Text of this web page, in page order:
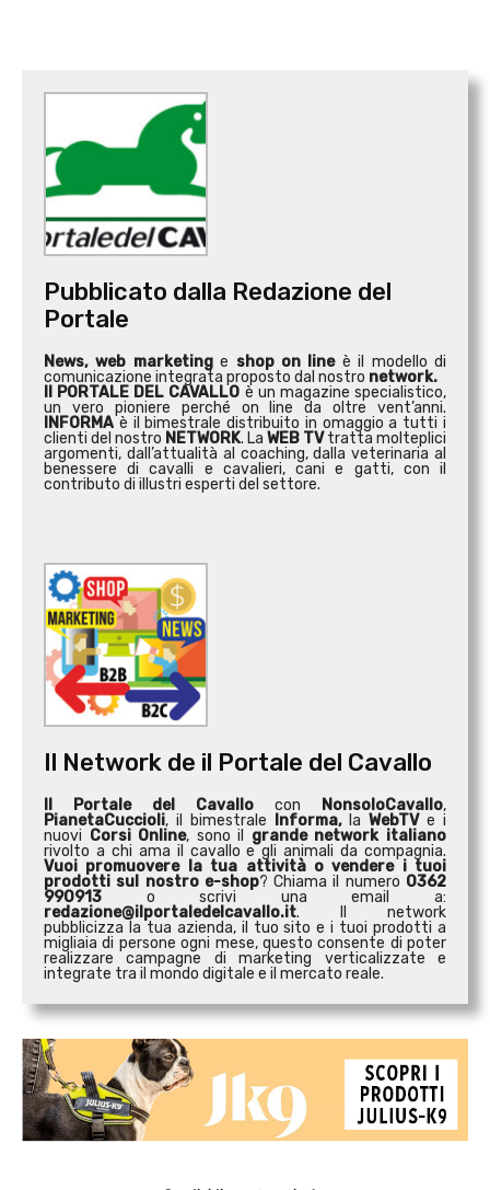
Pubblicato dalla Redazione del
Portale
News, web marketinge shop on line è il modello di
comunicazione integrata proposto dal nostro network.
Il PORTALE DEL CAVALLO è un magazine specialistico,
un vero pioniere perché on line da oltre vent’anni.
INFORMA è il bimestrale distribuito in omaggio a tutti i
clienti del nostro NETWORK. La WEB TVtratta molteplici
argomenti, dall’attualità al coaching, dalla veterinaria al
benessere di cavalli e cavalieri, cani e gatti, con il
contributo di illustri esperti del settore.
Il Network de il Portale del Cavallo
Il Portale del Cavallo con NonsoloCavallo,
PianetaCuccioli, il bimestrale Informa,laWebTVe i
nuovi Corsi Online, sono il grande network italiano
rivolto a chi ama il cavallo e gli animali da compagnia.
Vuoi promuovere la tua attività ovendere i tuoi
prodotti sul nostro e-shop? Chiama il numero 0362
990913 o scrivi una email a:
redazione@ilportaledelcavallo.it. Il network
pubblicizza la tua azienda, il tuo sito e i tuoi prodotti a
migliaia di persone ogni mese, questo consente di poter
realizzare campagne di marketing verticalizzate e
integrate tra il mondo digitale e il mercato reale.